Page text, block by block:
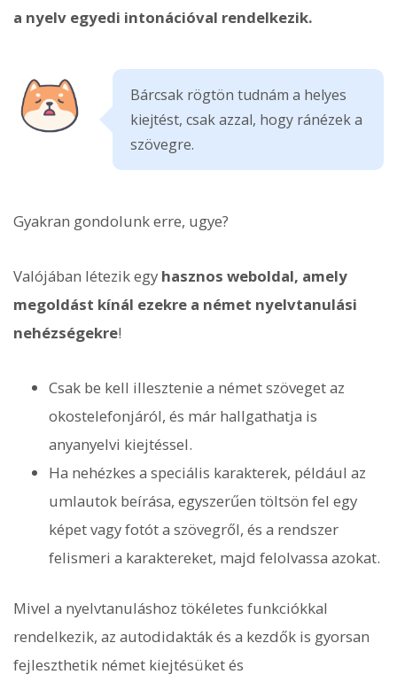
a nyelv egyedi intonációval rendelkezik.
Bárcsak rögtön tudnám a helyes
kiejtést, csak azzal, hogy ránézek a
szövegre.
Gyakran gondolunk erre, ugye?
Valójában létezik egy hasznos weboldal, amely
megoldást kínál ezekre a német nyelvtanulási
nehézségekre!
Csak be kell illesztenie a német szöveget az
okostelefonjáról, és már hallgathatja is
anyanyelvi kiejtéssel.
Ha nehézkes a speciális karakterek, például az
umlautok beírása, egyszerűen töltsön fel egy
képet vagy fotót a szövegről, és a rendszer
felismeri a karaktereket, majd felolvassa azokat.
Mivel a nyelvtanuláshoz tökéletes funkciókkal
rendelkezik, az autodidakták és a kezdők is gyorsan
fejleszthetik német kiejtésüket és